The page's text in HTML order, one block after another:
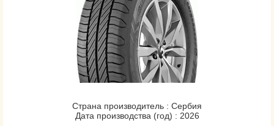
Страна производитель : Сербия
Дата производства (год) : 2026